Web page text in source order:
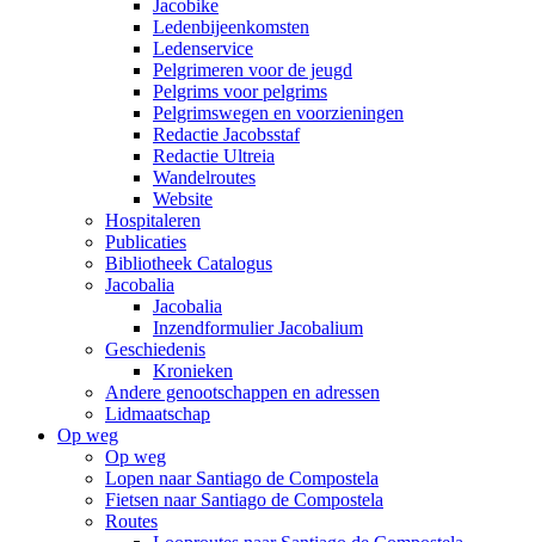
Jacobike
Ledenbijeenkomsten
Ledenservice
Pelgrimeren voor de jeugd
Pelgrims voor pelgrims
Pelgrimswegen en voorzieningen
Redactie Jacobsstaf
Redactie Ultreia
Wandelroutes
Website
Hospitaleren
Publicaties
Bibliotheek Catalogus
Jacobalia
Jacobalia
Inzendformulier Jacobalium
Geschiedenis
Kronieken
Andere genootschappen en adressen
Lidmaatschap
Op weg
Op weg
Lopen naar Santiago de Compostela
Fietsen naar Santiago de Compostela
Routes